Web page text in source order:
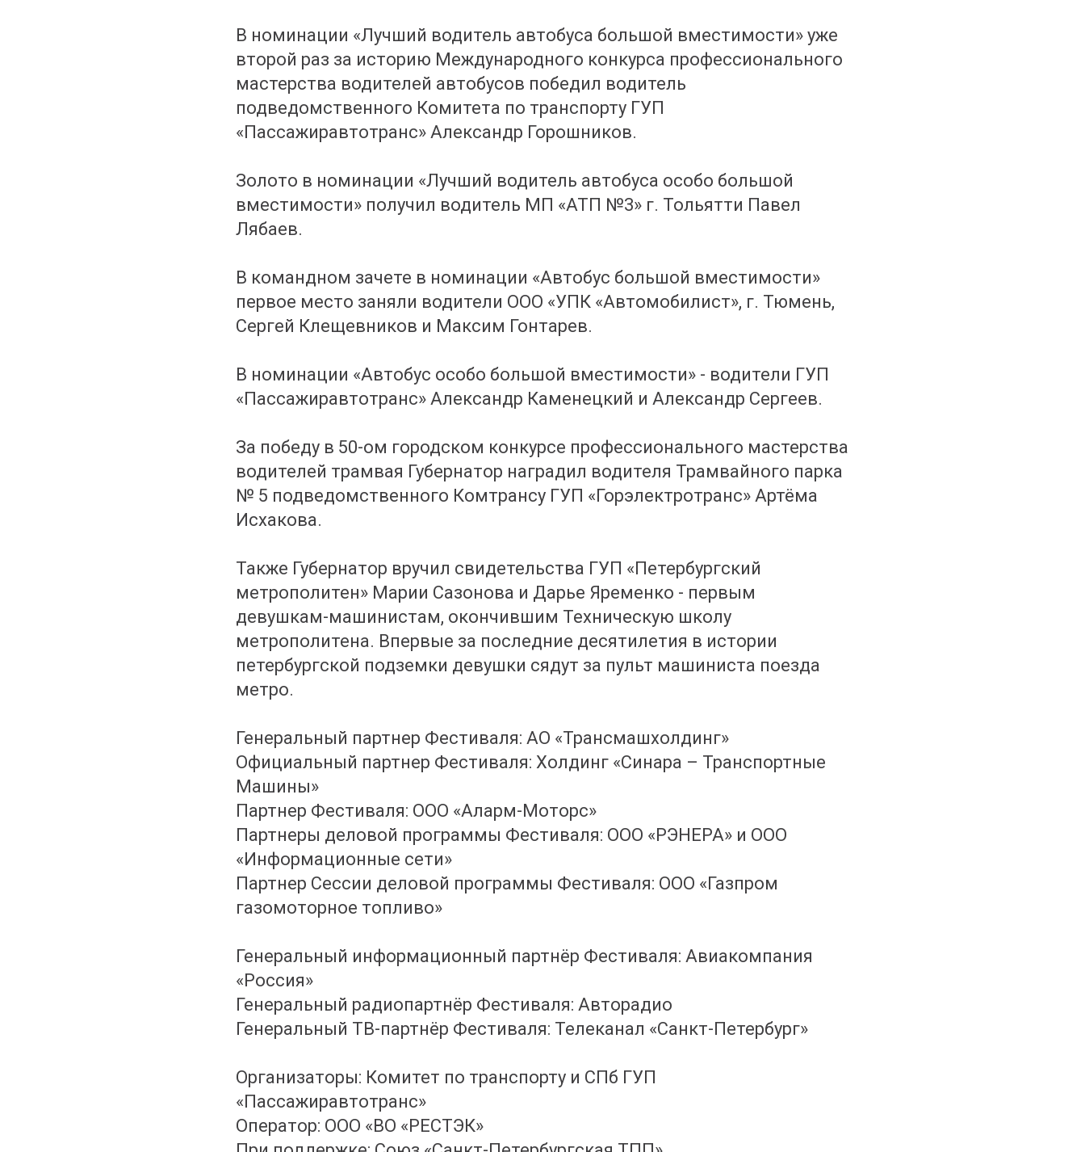
В номинации «Лучший водитель автобуса большой вместимости» уже
второй раз за историю Международного конкурса профессионального
мастерства водителей автобусов победил водитель
подведомственного Комитета по транспорту ГУП
«Пассажиравтотранс» Александр Горошников.
Золото в номинации «Лучший водитель автобуса особо большой
вместимости» получил водитель МП «АТП №3» г. Тольятти Павел
Лябаев.
В командном зачете в номинации «Автобус большой вместимости»
первое место заняли водители ООО «УПК «Автомобилист», г. Тюмень,
Сергей Клещевников и Максим Гонтарев.
В номинации «Автобус особо большой вместимости» - водители ГУП
«Пассажиравтотранс» Александр Каменецкий и Александр Сергеев.
За победу в 50-ом городском конкурсе профессионального мастерства
водителей трамвая Губернатор наградил водителя Трамвайного парка
№ 5 подведомственного Комтрансу ГУП «Горэлектротранс» Артёма
Исхакова.
Также Губернатор вручил свидетельства ГУП «Петербургский
метрополитен» Марии Сазонова и Дарье Яременко - первым
девушкам-машинистам, окончившим Техническую школу
метрополитена. Впервые за последние десятилетия в истории
петербургской подземки девушки сядут за пульт машиниста поезда
метро.
Генеральный партнер Фестиваля: АО «Трансмашхолдинг»
Официальный партнер Фестиваля: Холдинг «Синара – Транспортные
Машины»
Партнер Фестиваля: ООО «Аларм-Моторс»
Партнеры деловой программы Фестиваля: ООО «РЭНЕРА» и ООО
«Информационные сети»
Партнер Сессии деловой программы Фестиваля: ООО «Газпром
газомоторное топливо»
Генеральный информационный партнёр Фестиваля: Авиакомпания
«Россия»
Генеральный радиопартнёр Фестиваля: Авторадио
Генеральный ТВ-партнёр Фестиваля: Телеканал «Санкт-Петербург»
Организаторы: Комитет по транспорту и СПб ГУП
«Пассажиравтотранс»
Оператор: ООО «ВО «РЕСТЭК»